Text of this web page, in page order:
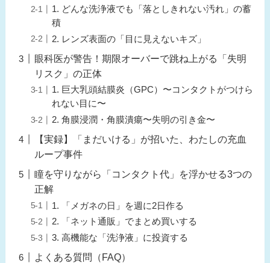
1. どんな洗浄液でも「落としきれない汚れ」の蓄
積
2. レンズ表面の「目に見えないキズ」
眼科医が警告！期限オーバーで跳ね上がる「失明
リスク」の正体
1. 巨大乳頭結膜炎（GPC）〜コンタクトがつけら
れない目に〜
2. 角膜浸潤・角膜潰瘍〜失明の引き金〜
【実録】「まだいける」が招いた、わたしの充血
ループ事件
瞳を守りながら「コンタクト代」を浮かせる3つの
正解
1. 「メガネの日」を週に2日作る
2. 「ネット通販」でまとめ買いする
3. 高機能な「洗浄液」に投資する
よくある質問（FAQ）